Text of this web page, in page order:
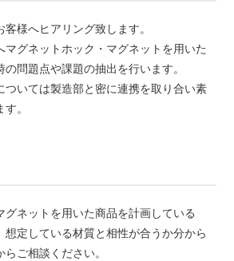
様へヒアリング致します。
マグネットホック・マグネットを用いた
問題点や課題の抽出を行います。
ついては製造部と密に連携を取り合い素
。
グネットを用いた商品を計画している
想定している材質と相性が合うか分から
ご相談ください。